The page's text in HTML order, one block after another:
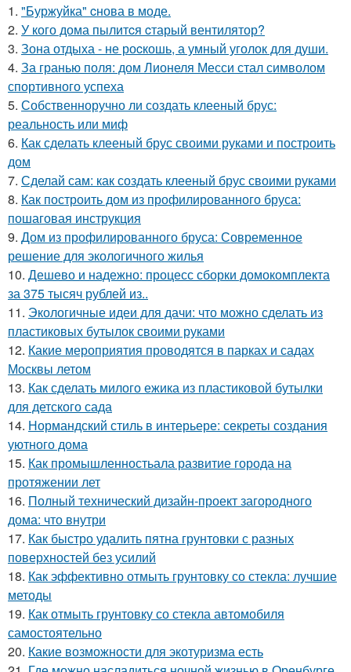
1. "Буржуйка" cнова в моде.
2. У кого дома пылитcя cтарый вентилятор?
3. Зона отдыха - не роcкошь, а умный уголок для души.
4. За гранью поля: дом Лионеля Месси стал символом
спортивного успеха
5. Собственноручно ли создать клееный брус:
реальность или миф
6. Как сделать клееный брус своими руками и построить
дом
7. Сделай сам: как создать клееный брус своими руками
8. Как построить дом из профилированного бруса:
пошаговая инструкция
9. Дом из профилированного бруса: Современное
решение для экологичного жилья
10. Дешево и надежно: процесс сборки домокомплекта
за 375 тысяч рублей из..
11. Экологичные идеи для дачи: что можно сделать из
пластиковых бутылок своими руками
12. Какие мероприятия проводятся в парках и садах
Москвы летом
13. Как сделать милого ежика из пластиковой бутылки
для детского сада
14. Нормандский стиль в интерьере: секреты создания
уютного дома
15. Как промышленностьала развитие города на
протяжении лет
16. Полный технический дизайн-проект загородного
дома: что внутри
17. Как быстро удалить пятна грунтовки с разных
поверхностей без усилий
18. Как эффективно отмыть грунтовку со стекла: лучшие
методы
19. Как отмыть грунтовку со стекла автомобиля
самостоятельно
20. Какие возможности для экотуризма есть